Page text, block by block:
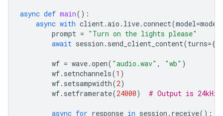
async def main():
async with client.aio . live.connect(model=model
prompt = "Turn on the lights please"
await session . send_client_content(turns={
wf = wave.open( "audio.wav" , "wb" )
wf. setnchannels(1 )
wf. setsampwidth(2)
wf. setframerate(24000) # Output is 24kHz
async for response in session . receive():